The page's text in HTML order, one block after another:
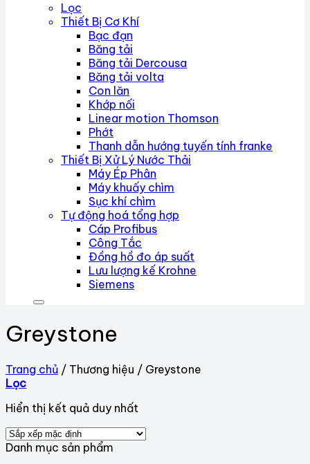
Lọc
Thiết Bị Cơ Khí
Bạc đạn
Băng tải
Băng tải Dercousa
Băng tải volta
Con lăn
Khớp nối
Linear motion Thomson
Phớt
Thanh dẫn hướng tuyến tính franke
Thiết Bị Xử Lý Nước Thải
Máy Ép Phân
Máy khuấy chìm
Sục khí chìm
Tự động hoá tổng hợp
Cáp Profibus
Công Tắc
Đồng hồ đo áp suất
Lưu lượng kế Krohne
Siemens
Greystone
Trang chủ / Thương hiệu / Greystone
Lọc
Hiển thị kết quả duy nhất
Danh mục sản phẩm